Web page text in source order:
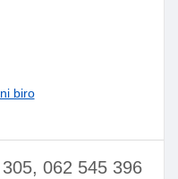
biro
062 545 396